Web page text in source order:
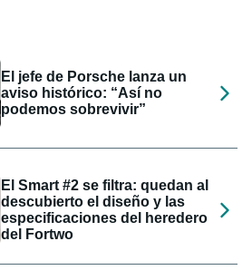
El jefe de Porsche lanza un
aviso histórico: “Así no
podemos sobrevivir”
El Smart #2 se filtra: quedan al
descubierto el diseño y las
especificaciones del heredero
del Fortwo